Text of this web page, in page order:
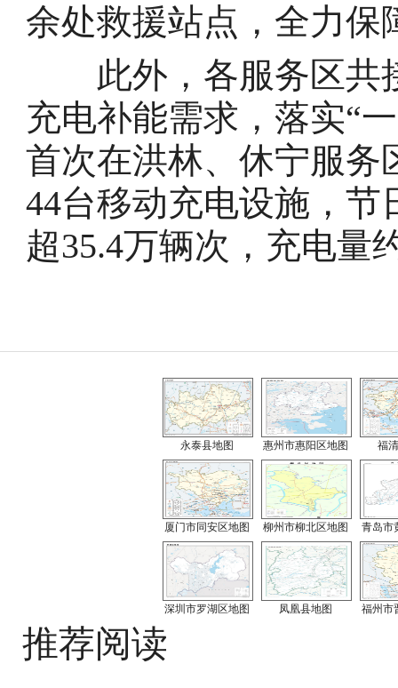
余处救援站点，全力保
此外，各服务区共
充电补能需求，落实“
首次在洪林、休宁服务
44台移动充电设施，
超35.4万辆次，充电量
永泰县地图 惠州市惠阳区地图 福
厦门市同安区地图 柳州市柳北区地图 青岛市
深圳市罗湖区地图 凤凰县地图 福州市
推荐阅读